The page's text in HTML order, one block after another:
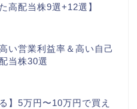
高配当株9選+12選】
い営業利益率＆高い自己
当株30選
】5万円〜10万円で買え